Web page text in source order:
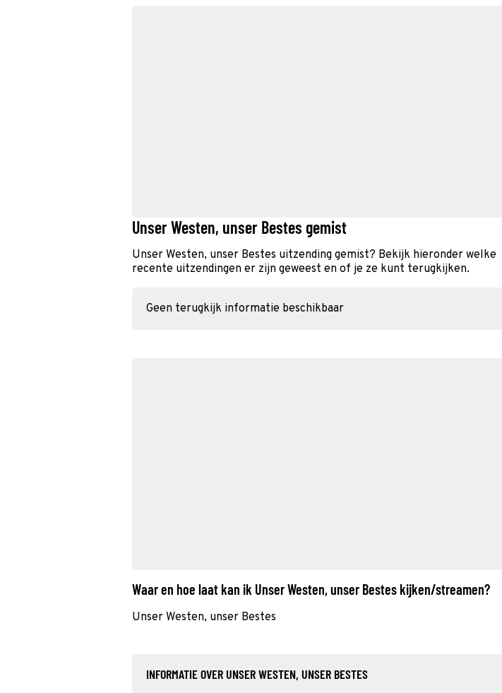
Unser Westen, unser Bestes gemist
Unser Westen, unser Bestes uitzending gemist? Bekijk hieronder welke
recente uitzendingen er zijn geweest en of je ze kunt terugkijken.
Geen terugkijk informatie beschikbaar
Waar en hoe laat kan ik Unser Westen, unser Bestes kijken/streamen?
Unser Westen, unser Bestes
INFORMATIE OVER UNSER WESTEN, UNSER BESTES